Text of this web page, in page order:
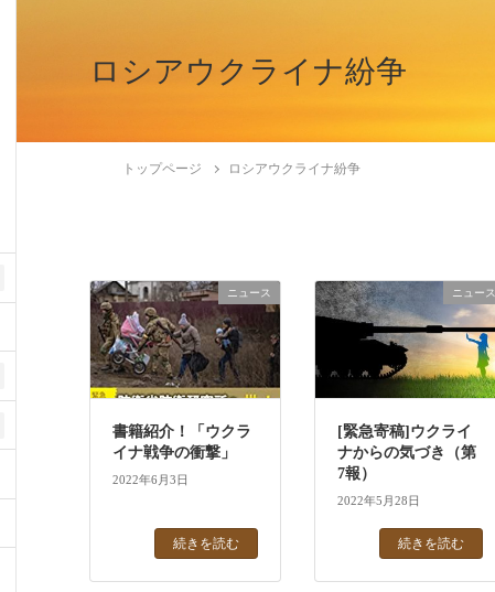
ロシアウクライナ紛争
トップページ ロシアウクライナ紛争
ニュース
書籍紹介！「ウクラ
イナ戦争の衝撃」
2022年6月3日
続きを読む
ニュース
[緊急寄稿]ウクライ
ナからの気づき（第
7報）
2022年5月28日
続きを読む